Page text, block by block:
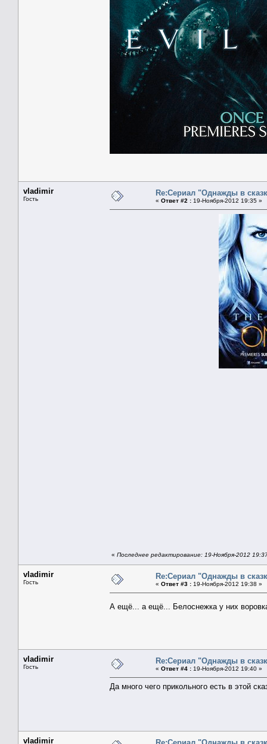
vladimir
Гость
Re:Сериал "Однажды в
« Ответ #2 : 19-Ноября-2012 19:35 »
« Последнее редактирование: 19-Ноября-2012
vladimir
Гость
Re:Сериал "Однажды в
« Ответ #3 : 19-Ноября-2012 19:38 »
А ещё... а ещё... Белоснежка у них
vladimir
Гость
Re:Сериал "Однажды в
« Ответ #4 : 19-Ноября-2012 19:40 »
Да много чего прикольного есть в этой
vladimir